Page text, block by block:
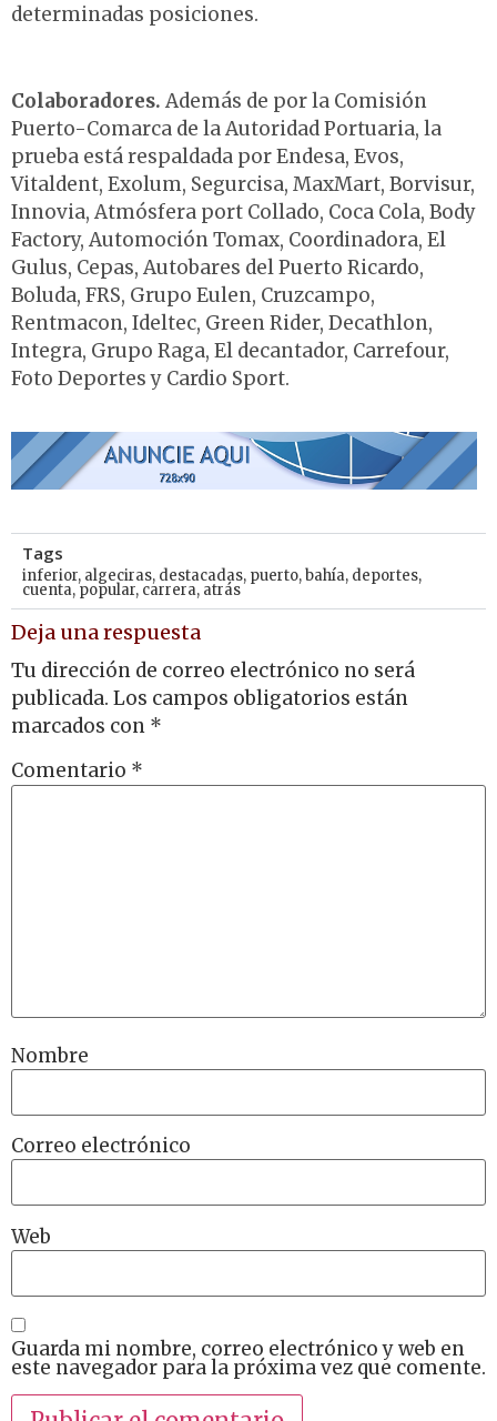
determinadas posiciones.
Colaboradores. Además de por la Comisión
Puerto-Comarca de la Autoridad Portuaria, la
prueba está respaldada por Endesa, Evos,
Vitaldent, Exolum, Segurcisa, MaxMart, Borvisur,
Innovia, Atmósfera port Collado, Coca Cola, Body
Factory, Automoción Tomax, Coordinadora, El
Gulus, Cepas, Autobares del Puerto Ricardo,
Boluda, FRS, Grupo Eulen, Cruzcampo,
Rentmacon, Ideltec, Green Rider, Decathlon,
Integra, Grupo Raga, El decantador, Carrefour,
Foto Deportes y Cardio Sport.
Tags
inferior, algeciras, destacadas, puerto,bahía, deportes,
cuenta,popular, carrera, atrás
Deja una respuesta
Tu dirección de correo electrónico no será
publicada. Los campos obligatorios están
marcados con *
Comentario *
Nombre
Correo electrónico
Web
Guarda mi nombre, correo electrónico y web en
este navegador para la próxima vez que comente.